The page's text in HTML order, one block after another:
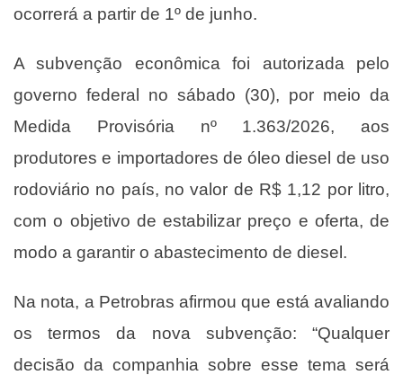
ocorrerá a partir de 1º de junho.
A subvenção econômica foi autorizada pelo
governo federal no sábado (30), por meio da
Medida Provisória nº 1.363/2026, aos
produtores e importadores de óleo diesel de uso
rodoviário no país, no valor de R$ 1,12 por litro,
com o objetivo de estabilizar preço e oferta, de
modo a garantir o abastecimento de diesel.
Na nota, a Petrobras afirmou que está avaliando
os termos da nova subvenção: “Qualquer
decisão da companhia sobre esse tema será